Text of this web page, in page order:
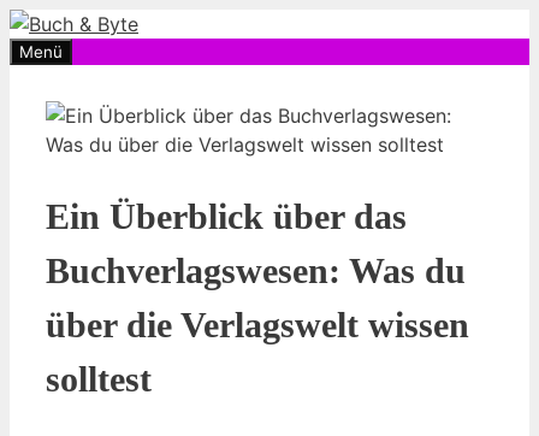
Zum
Inhalt
Menü
Ein Überblick über das
Buchverlagswesen: Was du
über die Verlagswelt wissen
solltest